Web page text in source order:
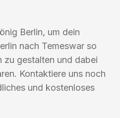
Berlin, um dein
nach Temeswar so
zu gestalten und dabei
Kontaktiere uns noch
und kostenloses